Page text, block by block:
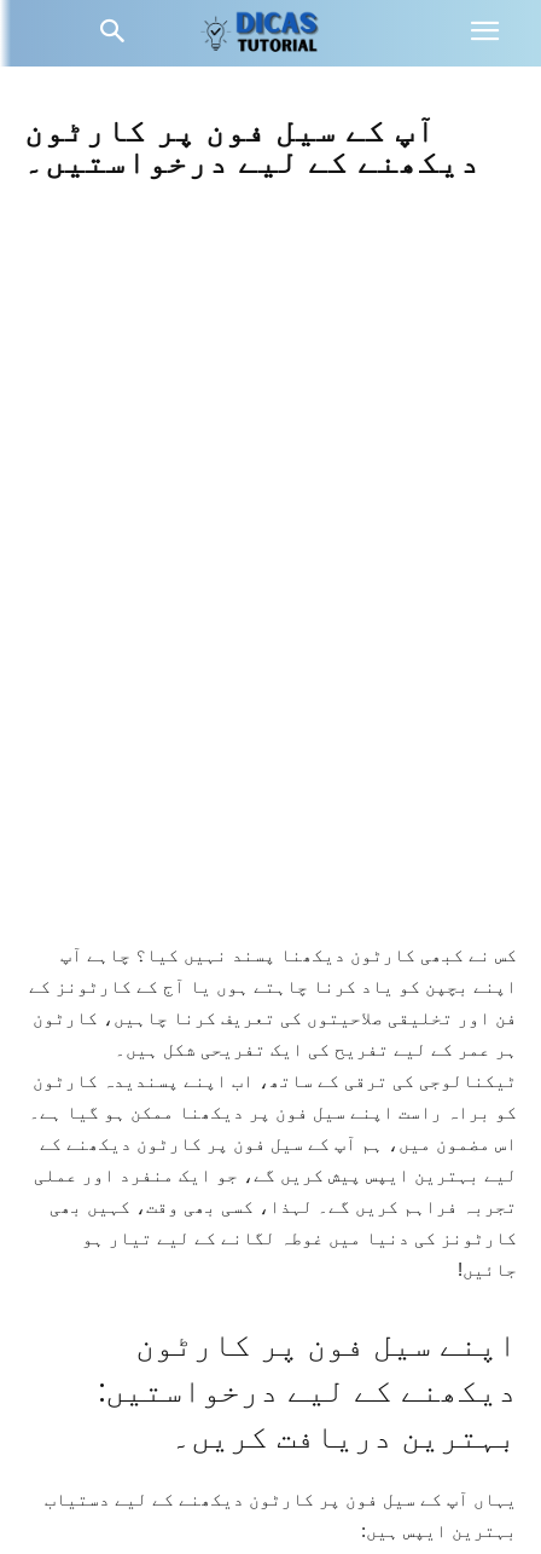
آپ کے سیل فون پر کارٹون
دیکھنے کے لیے درخواستیں۔
کس نے کبھی کارٹون دیکھنا پسند نہیں کیا؟ چاہے آپ
اپنے بچپن کو یاد کرنا چاہتے ہوں یا آج کے کارٹونز کے
فن اور تخلیقی صلاحیتوں کی تعریف کرنا چاہیں، کارٹون
ہر عمر کے لیے تفریح کی ایک تفریحی شکل ہیں۔
ٹیکنالوجی کی ترقی کے ساتھ، اب اپنے پسندیدہ کارٹون
کو براہ راست اپنے سیل فون پر دیکھنا ممکن ہو گیا ہے۔
اس مضمون میں، ہم آپ کے سیل فون پر کارٹون دیکھنے کے
لیے بہترین ایپس پیش کریں گے، جو ایک منفرد اور عملی
تجربہ فراہم کریں گے۔ لہذا، کسی بھی وقت، کہیں بھی
کارٹونز کی دنیا میں غوطہ لگانے کے لیے تیار ہو
جائیں!
اپنے سیل فون پر کارٹون
دیکھنے کے لیے درخواستیں:
بہترین دریافت کریں۔
یہاں آپ کے سیل فون پر کارٹون دیکھنے کے لیے دستیاب
بہترین ایپس ہیں: